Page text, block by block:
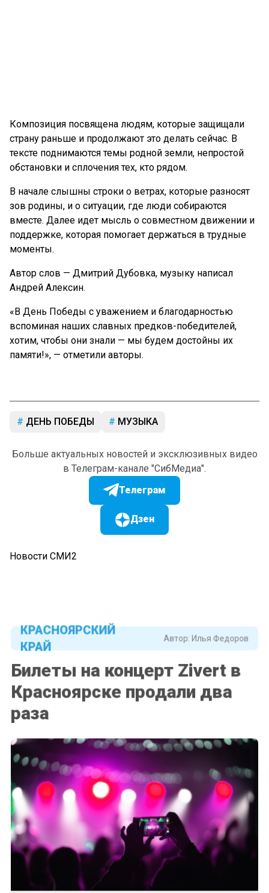
Композиция посвящена людям, которые защищали
страну раньше и продолжают это делать сейчас. В
тексте поднимаются темы родной земли, непростой
обстановки и сплочения тех, кто рядом.
В начале слышны строки о ветрах, которые разносят
зов родины, и о ситуации, где люди собираются
вместе. Далее идет мысль о совместном движении и
поддержке, которая помогает держаться в трудные
моменты.
Автор слов — Дмитрий Дубовка, музыку написал
Андрей Алексин.
«В День Победы с уважением и благодарностью
вспоминая наших славных предков-победителей,
хотим, чтобы они знали — мы будем достойны их
памяти!», — отметили авторы.
ДЕНЬ ПОБЕДЫ МУЗЫКА
Больше актуальных новостей и эксклюзивных видео
в Телеграм-канале "СибМедиа".
Телеграм
Дзен
Новости СМИ2
Автор:Илья Федоров
КРАСНОЯРСКИЙ
КРАЙ
Билеты на концерт Zivert в
Красноярске продали два
раза